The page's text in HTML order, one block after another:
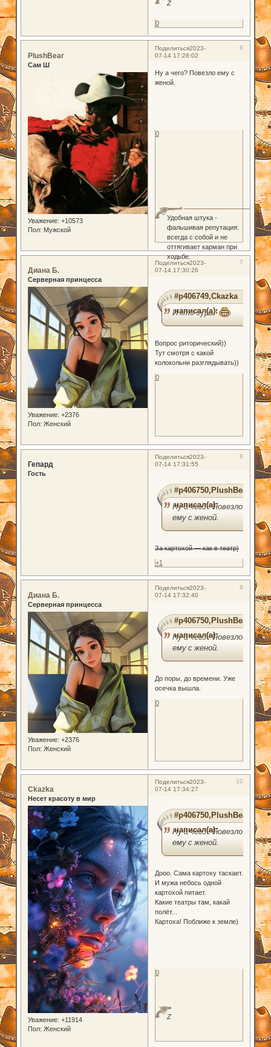
Z
0
Поделиться 6
2023-
07-14 17:28:02
PlushBear
Сам Ш
Уважение: +10573
Пол: Мужской
Ну а чего? Повезло ему с
женой.
Удобная штука -
фальшивая репутация:
всегда с собой и не
оттягивает карман при
ходьбе.
0
Поделиться 7
2023-
07-14 17:30:26
Диана Б.
Серверная принцесса
Уважение: +2376
Пол: Женский
#p406749,Ckazka
написал(а):
И кто дура?
Вопрос риторический))
Тут смотря с какой
колокольни разглядывать))
0
Поделиться 8
2023-
07-14 17:31:55
Гепард
Гость
#p406750,PlushBear
написал(а):
Ну а чего? Повезло
ему с женой.
За картохой — как в театр)
+1
Поделиться 9
2023-
07-14 17:32:40
Диана Б.
Серверная принцесса
Уважение: +2376
Пол: Женский
#p406750,PlushBear
написал(а):
Ну а чего? Повезло
ему с женой.
До поры, до времени. Уже
осечка вышла.
0
Поделиться 10
2023-
07-14 17:34:27
Ckazka
Несет красоту в мир
Уважение: +11914
Пол: Женский
#p406750,PlushBear
написал(а):
Ну а чего? Повезло
ему с женой.
Дооо. Сама картоху таскает.
И мужа небось одной
картохой питает.
Какие театры там, какай
полёт...
Картоха! Поближе к земле)
Z
0